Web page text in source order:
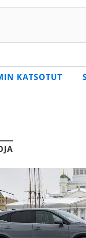
KATSOTUT